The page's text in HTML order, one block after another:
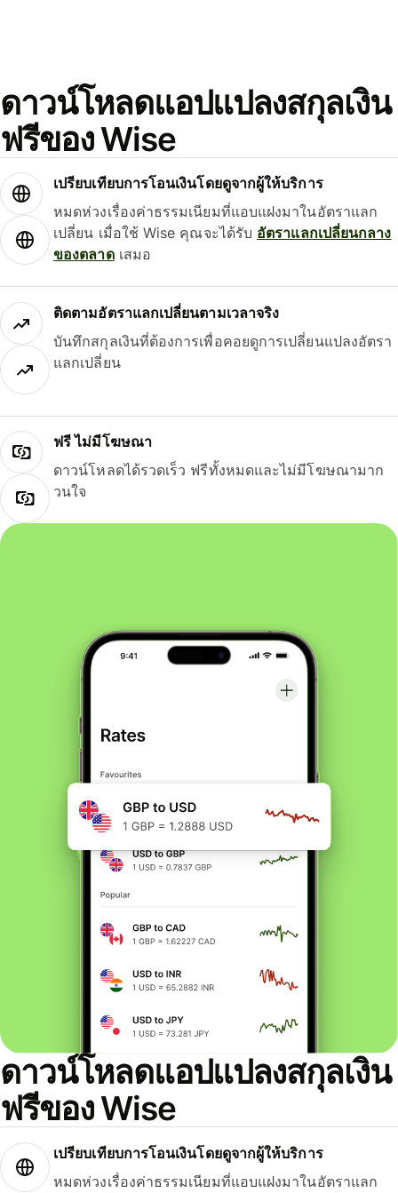
ดาวน์โหลดแอปแปลงสกุลเงิน
ฟรีของ Wise
เปรียบเทียบการโอนเงินโดยดูจากผู้ให้บริการ
หมดห่วงเรื่องค่าธรรมเนียมที่แอบแฝงมาในอัตราแลก
เปลี่ยน เมื่อใช้ Wise คุณจะได้รับ อัตราแลกเปลี่ยนกลาง
ของตลาดเสมอ
ติดตามอัตราแลกเปลี่ยนตามเวลาจริง
บันทึกสกุลเงินที่ต้องการเพื่อคอยดูการเปลี่ยนแปลงอัตรา
แลกเปลี่ยน
ฟรี ไม่มีโฆษณา
ดาวน์โหลดได้รวดเร็ว ฟรีทั้งหมดและไม่มีโฆษณามาก
วนใจ
ดาวน์โหลดแอปแปลงสกุลเงิน
ฟรีของ Wise
เปรียบเทียบการโอนเงินโดยดูจากผู้ให้บริการ
หมดห่วงเรื่องค่าธรรมเนียมที่แอบแฝงมาในอัตราแลก